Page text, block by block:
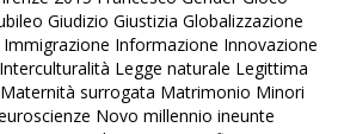
Giudizio Giustizia Globalizzazione
Immigrazione Informazione Innovazione
Interculturalità Legge naturale Legittima
Maternità surrogata Matrimonio Minori
Novo millennio ineunte